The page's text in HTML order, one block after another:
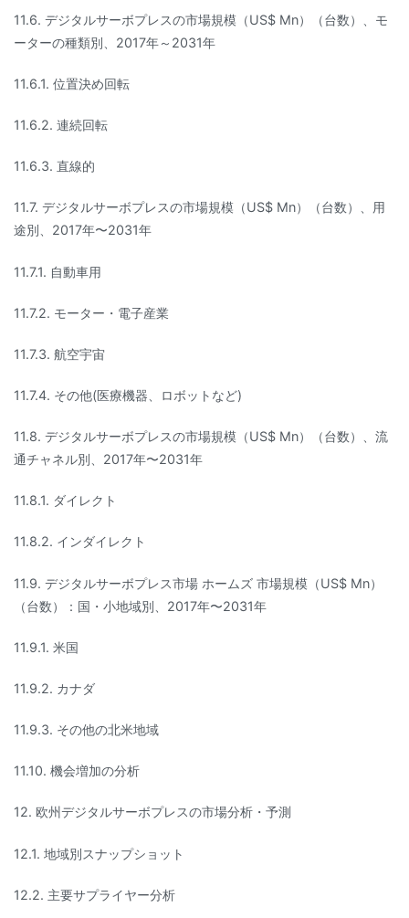
11.6. デジタルサーボプレスの市場規模（US$ Mn）（台数）、モ
ーターの種類別、2017年～2031年
11.6.1. 位置決め回転
11.6.2. 連続回転
11.6.3. 直線的
11.7. デジタルサーボプレスの市場規模（US$ Mn）（台数）、用
途別、2017年〜2031年
11.7.1. 自動車用
11.7.2. モーター・電子産業
11.7.3. 航空宇宙
11.7.4. その他(医療機器、ロボットなど)
11.8. デジタルサーボプレスの市場規模（US$ Mn）（台数）、流
通チャネル別、2017年〜2031年
11.8.1. ダイレクト
11.8.2. インダイレクト
11.9. デジタルサーボプレス市場 ホームズ 市場規模（US$ Mn）
（台数）：国・小地域別、2017年〜2031年
11.9.1. 米国
11.9.2. カナダ
11.9.3. その他の北米地域
11.10. 機会増加の分析
12. 欧州デジタルサーボプレスの市場分析・予測
12.1. 地域別スナップショット
12.2. 主要サプライヤー分析